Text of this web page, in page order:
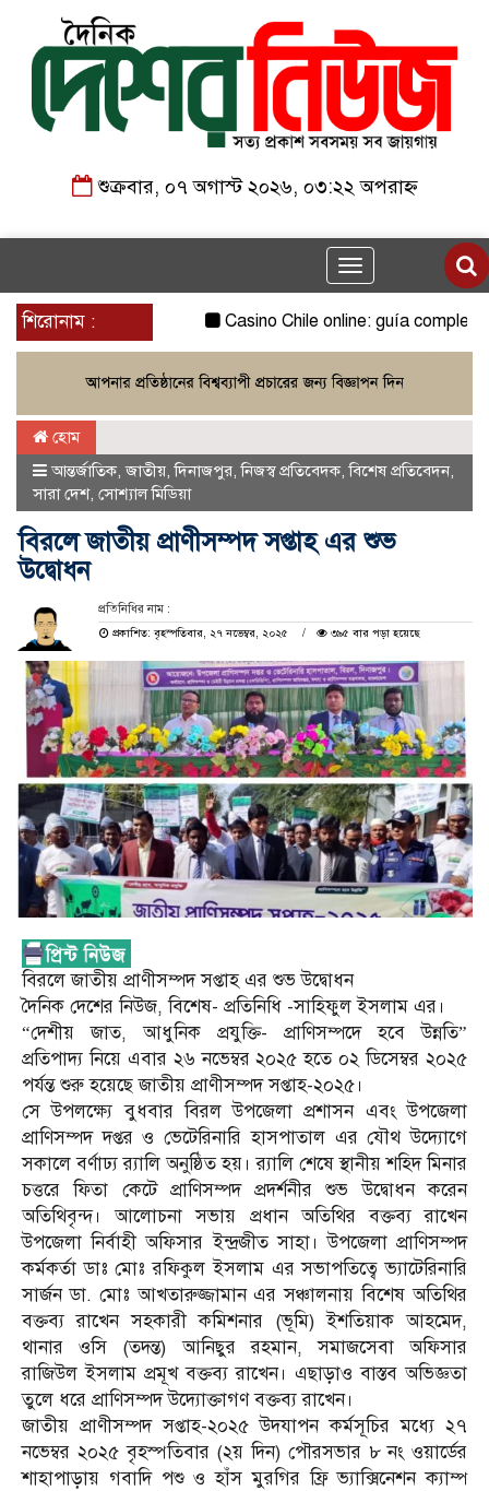
শুক্রবার, ০৭ অগাস্ট ২০২৬, ০৩:২২ অপরাহ্ন
Toggle
navigation
শিরোনাম :
Casino Chile online: guía completa
হোম
আন্তর্জাতিক,জাতীয়,দিনাজপুর,নিজস্ব প্রতিবেদক,বিশেষ প্রতিবেদন,
সারা দেশ, সোশ্যাল মিডিয়া
বিরলে জাতীয় প্রাণীসম্পদ সপ্তাহ এর শুভ
উদ্বোধন
প্রতিনিধির নাম :
প্রকাশিত: বৃহস্পতিবার, ২৭ নভেম্বর, ২০২৫
৩৯৫ বার পড়া হয়েছে
বিরলে জাতীয় প্রাণীসম্পদ সপ্তাহ এর শুভ উদ্বোধন
দৈনিক দেশের নিউজ, বিশেষ- প্রতিনিধি -সাহিফুল ইসলাম এর।
“দেশীয় জাত, আধুনিক প্রযুক্তি- প্রাণিসম্পদে হবে উন্নতি”
প্রতিপাদ্য নিয়ে এবার ২৬ নভেম্বর ২০২৫ হতে ০২ ডিসেম্বর ২০২৫
পর্যন্ত শুরু হয়েছে জাতীয় প্রাণীসম্পদ সপ্তাহ-২০২৫।
সে উপলক্ষ্যে বুধবার বিরল উপজেলা প্রশাসন এবং উপজেলা
প্রাণিসম্পদ দপ্তর ও ভেটেরিনারি হাসপাতাল এর যৌথ উদ্যোগে
সকালে বর্ণাঢ্য র‍্যালি অনুষ্ঠিত হয়। র‍্যালি শেষে স্থানীয় শহিদ মিনার
চত্তরে ফিতা কেটে প্রাণিসম্পদ প্রদর্শনীর শুভ উদ্বোধন করেন
অতিথিবৃন্দ। আলোচনা সভায় প্রধান অতিথির বক্তব্য রাখেন
উপজেলা নির্বাহী অফিসার ইন্দ্রজীত সাহা। উপজেলা প্রাণিসম্পদ
কর্মকর্তা ডাঃ মোঃ রফিকুল ইসলাম এর সভাপতিত্বে ভ্যাটেরিনারি
সার্জন ডা. মোঃ আখতারুজ্জামান এর সঞ্চালনায় বিশেষ অতিথির
বক্তব্য রাখেন সহকারী কমিশনার (ভূমি) ইশতিয়াক আহমেদ,
থানার ওসি (তদন্ত) আনিছুর রহমান, সমাজসেবা অফিসার
রাজিউল ইসলাম প্রমূখ বক্তব্য রাখেন। এছাড়াও বাস্তব অভিজ্ঞতা
তুলে ধরে প্রাণিসম্পদ উদ্যোক্তাগণ বক্তব্য রাখেন।
জাতীয় প্রাণীসম্পদ সপ্তাহ-২০২৫ উদযাপন কর্মসূচির মধ্যে ২৭
নভেম্বর ২০২৫ বৃহস্পতিবার (২য় দিন) পৌরসভার ৮ নং ওয়ার্ডের
শাহাপাড়ায় গবাদি পশু ও হাঁস মুরগির ফ্রি ভ্যাক্সিনেশন ক্যাম্প